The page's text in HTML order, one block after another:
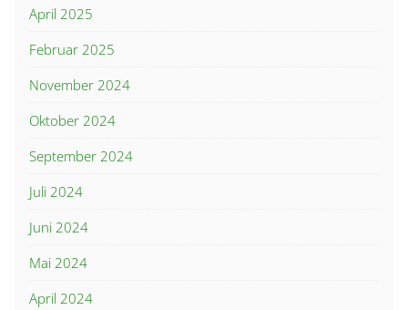
April 2025
Februar 2025
November 2024
Oktober 2024
September 2024
Juli 2024
Juni 2024
Mai 2024
April 2024